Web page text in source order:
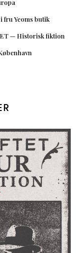
fru Yeoms butik
— Historisk fiktion